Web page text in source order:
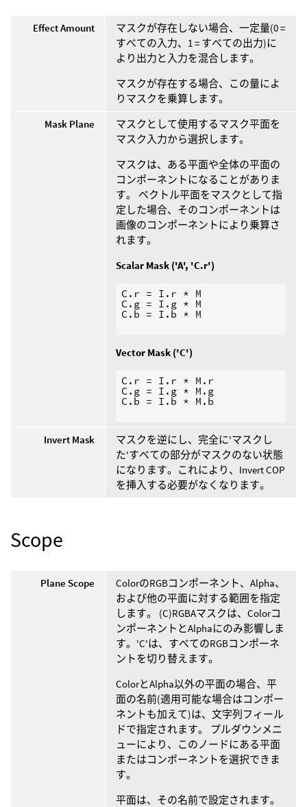
Effect Amount
マスクが存在しない場合、一定量(0 =
すべての入力、1 = すべての出力)に
より出力と入力を混合します。
マスクが存在する場合、この量によ
りマスクを乗算します。
Mask Plane
マスクとして使用するマスク平面を
マスク入力から選択します。
マスクは、ある平面や全体の平面の
コンポーネントになることがありま
す。 ベクトル平面をマスクとして指
定した場合、そのコンポーネントは
画像のコンポーネントにより乗算さ
れます。
Scalar Mask ('A', 'C.r')
C.r = I.r * M
C.g = I.g * M
C.b = I.b * M
Vector Mask ('C')
C.r = I.r * M.r
C.g = I.g * M.g
C.b = I.b * M.b
Invert Mask
マスクを逆にし、完全に'マスクし
た'すべての部分がマスクのない状態
になります。これにより、Invert COP
を挿入する必要がなくなります。
Scope
Plane Scope
ColorのRGBコンポーネント、Alpha、
および他の平面に対する範囲を指定
します。 (C)RGBAマスクは、Colorコ
ンポーネントとAlphaにのみ影響しま
す。'C'は、すべてのRGBコンポーネ
ントを切り替えます。
ColorとAlpha以外の平面の場合、平
面の名前(適用可能な場合はコンポー
ネントも加えて)は、文字列フィール
ドで指定されます。 プルダウンメニ
ューにより、このノードにある平面
またはコンポーネントを選択できま
す。
平面は、その名前で設定されます。